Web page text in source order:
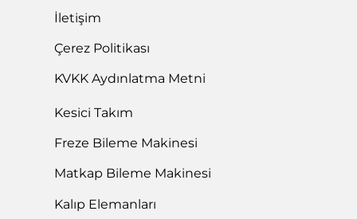
İletişim
Çerez Politikası
KVKK Aydınlatma Metni
Kesici Takım
Freze Bileme Makinesi
Matkap Bileme Makinesi
Kalıp Elemanları